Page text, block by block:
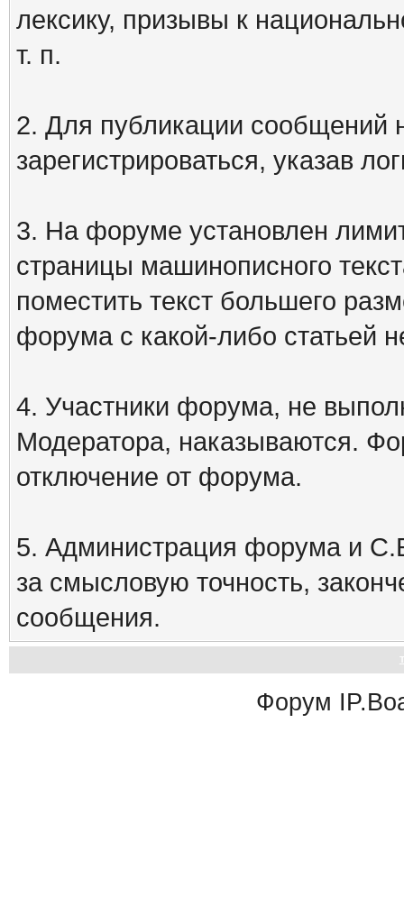
лексику, призывы к
т. п.
2. Для публикации сообщений
зарегистрироваться, указав
3. На форуме установлен
страницы машинописного
поместить текст большего
форума с какой-либо статьей
4. Участники форума, не
Модератора, наказываются.
отключение от форума.
5. Администрация форума и
за смысловую точность,
сообщения.
Форум